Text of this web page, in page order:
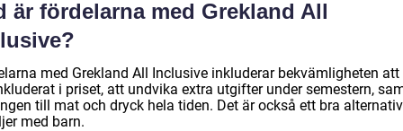
är fördelarna med Grekland All
med Grekland All Inclusive inkluderar bekvämligheten att
i priset, att undvika extra utgifter under semestern,
till mat och dryck hela tiden. Det är också ett bra
med barn.